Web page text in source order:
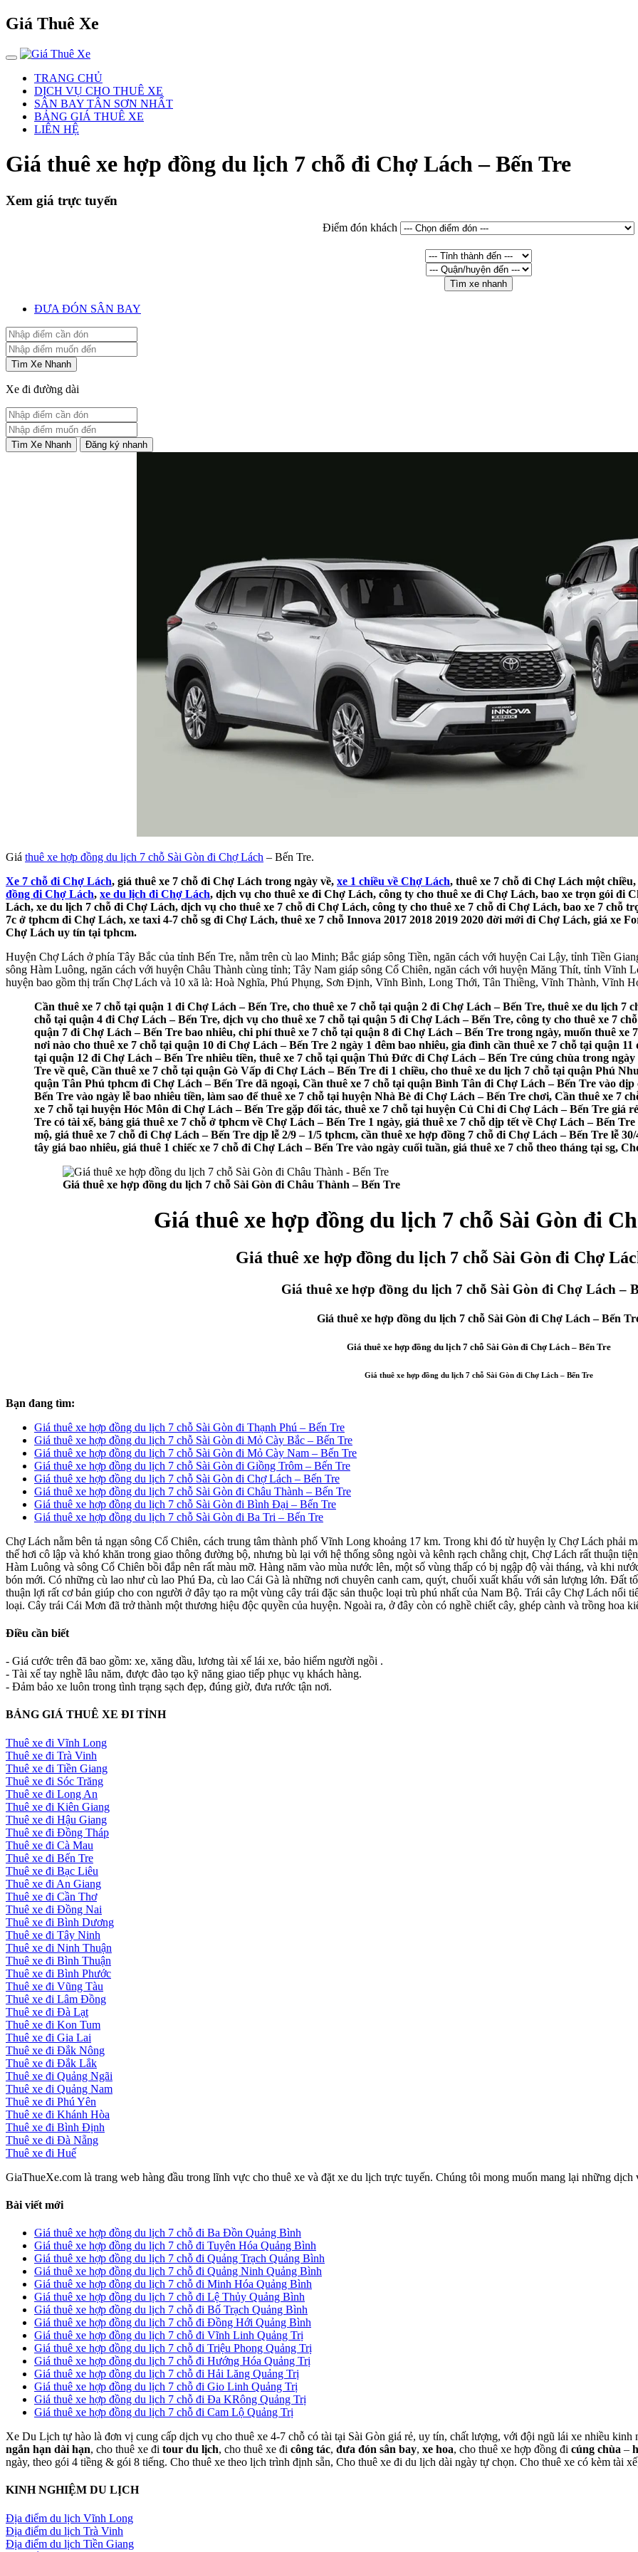
Giá Thuê Xe
TRANG CHỦ
DỊCH VỤ CHO THUÊ XE
SÂN BAY TÂN SƠN NHẤT
BẢNG GIÁ THUÊ XE
LIÊN HỆ
Giá thuê xe hợp đồng du lịch 7 chỗ đi Chợ Lách – Bến Tre
Xem giá trực tuyến
Điểm đón khách
Tìm xe nhanh
ĐƯA ĐÓN SÂN BAY
Tìm Xe Nhanh
Xe đi đường dài
Tìm Xe Nhanh Đăng ký nhanh
Giá thuê xe hợp đồng du lịch 7 chỗ Sài Gòn đi Chợ Lách – Bến Tre.
Xe 7 chỗ đi Chợ Lách, giá thuê xe 7 chỗ đi Chợ Lách trong ngày về, xe 1 chiều về Chợ Lách, thuê xe 7 chỗ đi Chợ Lách một
đồng đi Chợ Lách, xe du lịch đi Chợ Lách, dịch vụ cho thuê xe đi Chợ Lách, công ty cho thuê xe đi Chợ Lách, bao xe trọn gói đi
Lách, xe du lịch 7 chỗ đi Chợ Lách, dịch vụ cho thuê xe 7 chỗ đi Chợ Lách, công ty cho thuê xe 7 chỗ đi Chợ Lách, bao xe 7 chỗ
7c ở tphcm đi Chợ Lách, xe taxi 4-7 chỗ sg đi Chợ Lách, thuê xe 7 chỗ Innova 2017 2018 2019 2020 đời mới đi Chợ Lách, giá xe
Chợ Lách uy tín tại tphcm.
Huyện Chợ Lách ở phía Tây Bắc của tỉnh Bến Tre, nằm trên cù lao Minh; Bắc giáp sông Tiền, ngăn cách với huyện Cai Lậy, tỉnh Tiền
sông Hàm Luông, ngăn cách với huyện Châu Thành cùng tỉnh; Tây Nam giáp sông Cổ Chiên, ngăn cách với huyện Măng Thít, tỉnh
huyện bao gồm thị trấn Chợ Lách và 10 xã là: Hoà Nghĩa, Phú Phụng, Sơn Định, Vĩnh Bình, Long Thới, Tân Thiềng, Vĩnh Thành, Vĩnh
Cần thuê xe 7 chỗ tại quận 1 đi Chợ Lách – Bến Tre, cho thuê xe 7 chỗ tại quận 2 đi Chợ Lách – Bến Tre, thuê xe du lịch 7
chỗ tại quận 4 đi Chợ Lách – Bến Tre, dịch vụ cho thuê xe 7 chỗ tại quận 5 đi Chợ Lách – Bến Tre, công ty cho thuê xe 7
quận 7 đi Chợ Lách – Bến Tre bao nhiêu, chi phí thuê xe 7 chỗ tại quận 8 đi Chợ Lách – Bến Tre trong ngày, muốn thuê xe
nơi nào cho thuê xe 7 chỗ tại quận 10 đi Chợ Lách – Bến Tre 2 ngày 1 đêm bao nhiêu, gia đình cần thuê xe 7 chỗ tại quận
tại quận 12 đi Chợ Lách – Bến Tre nhiêu tiền, thuê xe 7 chỗ tại quận Thủ Đức đi Chợ Lách – Bến Tre cúng chùa trong
Tre về quê, Cần thuê xe 7 chỗ tại quận Gò Vấp đi Chợ Lách – Bến Tre đi 1 chiều, cho thuê xe du lịch 7 chỗ tại quận Phú
quận Tân Phú tphcm đi Chợ Lách – Bến Tre dã ngoại, Cần thuê xe 7 chỗ tại quận Bình Tân đi Chợ Lách – Bến Tre vào
Bến Tre vào ngày lễ bao nhiêu tiền, làm sao để thuê xe 7 chỗ tại huyện Nhà Bè đi Chợ Lách – Bến Tre chơi, Cần thuê xe 7
xe 7 chỗ tại huyện Hóc Môn đi Chợ Lách – Bến Tre gặp đối tác, thuê xe 7 chỗ tại huyện Củ Chi đi Chợ Lách – Bến Tre giá
Tre có tài xế, bảng giá thuê xe 7 chỗ ở tphcm về Chợ Lách – Bến Tre 1 ngày, giá thuê xe 7 chỗ dịp tết về Chợ Lách – Bến
mộ, giá thuê xe 7 chỗ đi Chợ Lách – Bến Tre dịp lễ 2/9 – 1/5 tphcm, cần thuê xe hợp đồng 7 chỗ đi Chợ Lách – Bến Tre lễ
tây giá bao nhiêu, giá thuê 1 chiếc xe 7 chỗ đi Chợ Lách – Bến Tre vào ngày cuối tuần, giá thuê xe 7 chỗ theo tháng tại sg,
Giá thuê xe hợp đồng du lịch 7 chỗ Sài Gòn đi Châu Thành – Bến Tre
Giá thuê xe hợp đồng du lịch 7 chỗ Sài Gòn đi
Giá thuê xe hợp đồng du lịch 7 chỗ Sài Gòn đi Chợ
Giá thuê xe hợp đồng du lịch 7 chỗ Sài Gòn đi Chợ Lách –
Giá thuê xe hợp đồng du lịch 7 chỗ Sài Gòn đi Chợ Lách – Bến
Giá thuê xe hợp đồng du lịch 7 chỗ Sài Gòn đi Chợ Lách – Bến Tre
Giá thuê xe hợp đồng du lịch 7 chỗ Sài Gòn đi Chợ Lách – Bến Tre
Bạn đang tìm:
Giá thuê xe hợp đồng du lịch 7 chỗ Sài Gòn đi Thạnh Phú – Bến Tre
Giá thuê xe hợp đồng du lịch 7 chỗ Sài Gòn đi Mỏ Cày Bắc – Bến Tre
Giá thuê xe hợp đồng du lịch 7 chỗ Sài Gòn đi Mỏ Cày Nam – Bến Tre
Giá thuê xe hợp đồng du lịch 7 chỗ Sài Gòn đi Giồng Trôm – Bến Tre
Giá thuê xe hợp đồng du lịch 7 chỗ Sài Gòn đi Chợ Lách – Bến Tre
Giá thuê xe hợp đồng du lịch 7 chỗ Sài Gòn đi Châu Thành – Bến Tre
Giá thuê xe hợp đồng du lịch 7 chỗ Sài Gòn đi Bình Đại – Bến Tre
Giá thuê xe hợp đồng du lịch 7 chỗ Sài Gòn đi Ba Tri – Bến Tre
Chợ Lách nằm bên tả ngạn sông Cổ Chiên, cách trung tâm thành phố Vĩnh Long khoảng 17 km. Trong khi đó từ huyện lỵ Chợ Lách phải
thế hơi cô lập và khó khăn trong giao thông đường bộ, nhưng bù lại với hệ thống sông ngòi và kênh rạch chằng chịt, Chợ Lách rất thuận
Hàm Luông và sông Cổ Chiên bồi đắp nên rất màu mỡ. Hàng năm vào mùa nước lên, một số vùng thấp có bị ngập độ vài tháng, và khi
bón mới. Có những cù lao như cù lao Phú Đa, cù lao Cái Gà là những nơi chuyên canh cam, quýt, chuối xuất khẩu với sản lượng lớn. Đất
thuận lợi rất cơ bản giúp cho con người ở đây tạo ra một vùng cây trái đặc sản thuộc loại trù phú nhất của Nam Bộ. Trái cây Chợ Lách nổi
loại. Cây trái Cái Mơn đã trở thành một thương hiệu độc quyền của huyện. Ngoài ra, ở đây còn có nghề chiết cây, ghép cành và trồng hoa
Điều cần biết
- Giá cước trên đã bao gồm: xe, xăng dầu, lương tài xế lái xe, bảo hiểm người ngồi .
- Tài xế tay nghề lâu năm, được đào tạo kỹ năng giao tiếp phục vụ khách hàng.
- Đảm bảo xe luôn trong tình trạng sạch đẹp, đúng giờ, đưa rước tận nơi.
BẢNG GIÁ THUÊ XE ĐI TỈNH
Thuê xe đi Vĩnh Long
Thuê xe đi Trà Vinh
Thuê xe đi Tiền Giang
Thuê xe đi Sóc Trăng
Thuê xe đi Long An
Thuê xe đi Kiên Giang
Thuê xe đi Hậu Giang
Thuê xe đi Đồng Tháp
Thuê xe đi Cà Mau
Thuê xe đi Bến Tre
Thuê xe đi Bạc Liêu
Thuê xe đi An Giang
Thuê xe đi Cần Thơ
Thuê xe đi Đồng Nai
Thuê xe đi Bình Dương
Thuê xe đi Tây Ninh
Thuê xe đi Ninh Thuận
Thuê xe đi Bình Thuận
Thuê xe đi Bình Phước
Thuê xe đi Vũng Tàu
Thuê xe đi Lâm Đồng
Thuê xe đi Đà Lạt
Thuê xe đi Kon Tum
Thuê xe đi Gia Lai
Thuê xe đi Đắk Nông
Thuê xe đi Đắk Lắk
Thuê xe đi Quảng Ngãi
Thuê xe đi Quảng Nam
Thuê xe đi Phú Yên
Thuê xe đi Khánh Hòa
Thuê xe đi Bình Định
Thuê xe đi Đà Nẵng
Thuê xe đi Huế
GiaThueXe.com là trang web hàng đầu trong lĩnh vực cho thuê xe và đặt xe du lịch trực tuyến. Chúng tôi mong muốn mang lại những
Bài viết mới
Giá thuê xe hợp đồng du lịch 7 chỗ đi Ba Đồn Quảng Bình
Giá thuê xe hợp đồng du lịch 7 chỗ đi Tuyên Hóa Quảng Bình
Giá thuê xe hợp đồng du lịch 7 chỗ đi Quảng Trạch Quảng Bình
Giá thuê xe hợp đồng du lịch 7 chỗ đi Quảng Ninh Quảng Bình
Giá thuê xe hợp đồng du lịch 7 chỗ đi Minh Hóa Quảng Bình
Giá thuê xe hợp đồng du lịch 7 chỗ đi Lệ Thủy Quảng Bình
Giá thuê xe hợp đồng du lịch 7 chỗ đi Bố Trạch Quảng Bình
Giá thuê xe hợp đồng du lịch 7 chỗ đi Đồng Hới Quảng Bình
Giá thuê xe hợp đồng du lịch 7 chỗ đi Vĩnh Linh Quảng Trị
Giá thuê xe hợp đồng du lịch 7 chỗ đi Triệu Phong Quảng Trị
Giá thuê xe hợp đồng du lịch 7 chỗ đi Hướng Hóa Quảng Trị
Giá thuê xe hợp đồng du lịch 7 chỗ đi Hải Lăng Quảng Trị
Giá thuê xe hợp đồng du lịch 7 chỗ đi Gio Linh Quảng Trị
Giá thuê xe hợp đồng du lịch 7 chỗ đi Đa KRông Quảng Trị
Giá thuê xe hợp đồng du lịch 7 chỗ đi Cam Lộ Quảng Trị
Xe Du Lịch tự hào là đơn vị cung cấp dịch vụ cho thuê xe 4-7 chỗ có tài tại Sài Gòn giá rẻ, uy tín, chất lượng, với đội ngũ lái xe nhiều kinh
ngắn hạn dài hạn, cho thuê xe đi tour du lịch, cho thuê xe đi công tác, đưa đón sân bay, xe hoa, cho thuê xe hợp đồng đi cúng chùa –
ngày, theo gói 4 tiềng & gói 8 tiếng. Cho thuê xe theo lịch trình định sẵn, Cho thuê xe đi du lịch dài ngày tự chọn. Cho thuê xe có kèm tài
KINH NGHIỆM DU LỊCH
Địa điểm du lịch Vĩnh Long
Địa điểm du lịch Trà Vinh
Địa điểm du lịch Tiền Giang